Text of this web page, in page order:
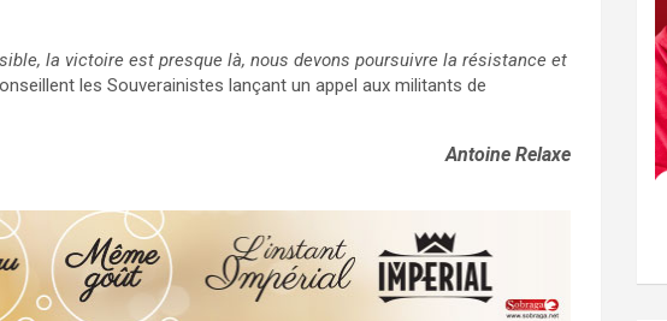
la victoire est presque là, nous devons poursuivre la résistance et
les Souverainistes lançant un appel aux militants de
Antoine Relaxe